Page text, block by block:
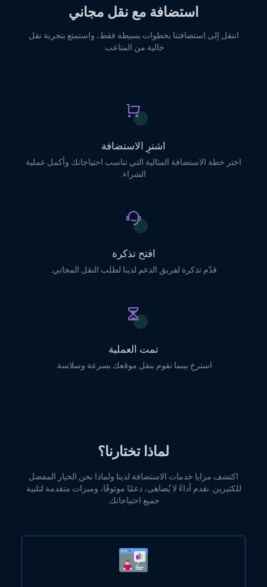
استضافة مع نقل مجاني
انتقل إلى استضافتنا بخطوات بسيطة فقط، واستمتع بتجربة نقل
خالية من المتاعب.
اشترِ الاستضافة
اختر خطة الاستضافة المثالية التي تناسب احتياجاتك وأكمل عملية
الشراء.
افتح تذكرة
قدّم تذكرة لفريق الدعم لدينا لطلب النقل المجاني.
تمت العملية
استرخِ بينما نقوم بنقل موقعك بسرعة وسلاسة.
لماذا تختارنا؟
اكتشف مزايا خدمات الاستضافة لدينا ولماذا نحن الخيار المفضل
للكثيرين. نقدم أداءً لا يُضاهى، دعمًا موثوقًا، وميزات متقدمة لتلبية
جميع احتياجاتك.